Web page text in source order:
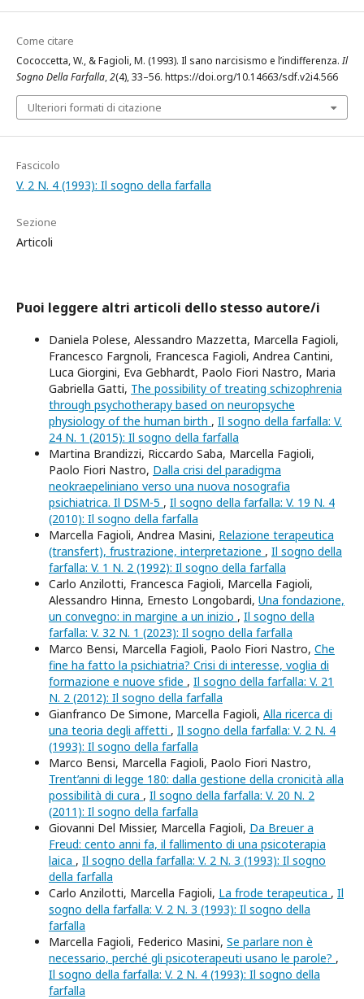
Come citare
Cococcetta, W., & Fagioli, M. (1993). Il sano narcisismo e l’indifferenza.Il
Sogno Della Farfalla,2(4), 33–56. https://doi.org/10.14663/sdf.v2i4.566
Ulteriori formati di citazione
Fascicolo
V. 2 N. 4 (1993): Il sogno della farfalla
Sezione
Articoli
Puoi leggere altri articoli dello stesso autore/i
Daniela Polese, Alessandro Mazzetta, Marcella Fagioli,
Francesco Fargnoli, Francesca Fagioli, Andrea Cantini,
Luca Giorgini, Eva Gebhardt, Paolo Fiori Nastro, Maria
Gabriella Gatti, The possibility of treating schizophrenia
through psychotherapy based on neuropsyche
physiology of the human birth , Il sogno della farfalla: V.
24 N. 1 (2015): Il sogno della farfalla
Martina Brandizzi, Riccardo Saba, Marcella Fagioli,
Paolo Fiori Nastro, Dalla crisi del paradigma
neokraepeliniano verso una nuova nosografia
psichiatrica. Il DSM-5 , Il sogno della farfalla: V. 19 N. 4
(2010): Il sogno della farfalla
Marcella Fagioli, Andrea Masini, Relazione terapeutica
(transfert), frustrazione, interpretazione , Il sogno della
farfalla: V. 1 N. 2 (1992): Il sogno della farfalla
Carlo Anzilotti, Francesca Fagioli, Marcella Fagioli,
Alessandro Hinna, Ernesto Longobardi, Una fondazione,
un convegno: in margine a un inizio , Il sogno della
farfalla: V. 32 N. 1 (2023): Il sogno della farfalla
Marco Bensi, Marcella Fagioli, Paolo Fiori Nastro, Che
fine ha fatto la psichiatria? Crisi di interesse, voglia di
formazione e nuove sfide , Il sogno della farfalla: V. 21
N. 2 (2012): Il sogno della farfalla
Gianfranco De Simone, Marcella Fagioli, Alla ricerca di
una teoria degli affetti , Il sogno della farfalla: V. 2 N. 4
(1993): Il sogno della farfalla
Marco Bensi, Marcella Fagioli, Paolo Fiori Nastro,
Trent’anni di legge 180: dalla gestione della cronicità alla
possibilità di cura , Il sogno della farfalla: V. 20 N. 2
(2011): Il sogno della farfalla
Giovanni Del Missier, Marcella Fagioli, Da Breuer a
Freud: cento anni fa, il fallimento di una psicoterapia
laica , Il sogno della farfalla: V. 2 N. 3 (1993): Il sogno
della farfalla
Carlo Anzilotti, Marcella Fagioli, La frode terapeutica , Il
sogno della farfalla: V. 2 N. 3 (1993): Il sogno della
farfalla
Marcella Fagioli, Federico Masini, Se parlare non è
necessario, perché gli psicoterapeuti usano le parole? ,
Il sogno della farfalla: V. 2 N. 4 (1993): Il sogno della
farfalla